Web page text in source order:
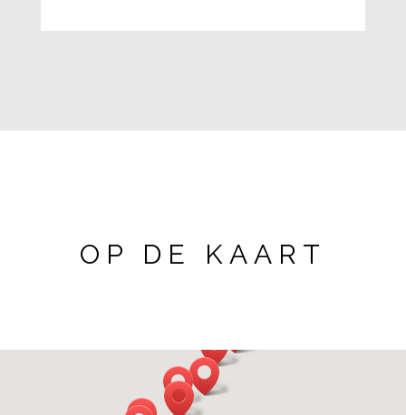
OP DE KAART